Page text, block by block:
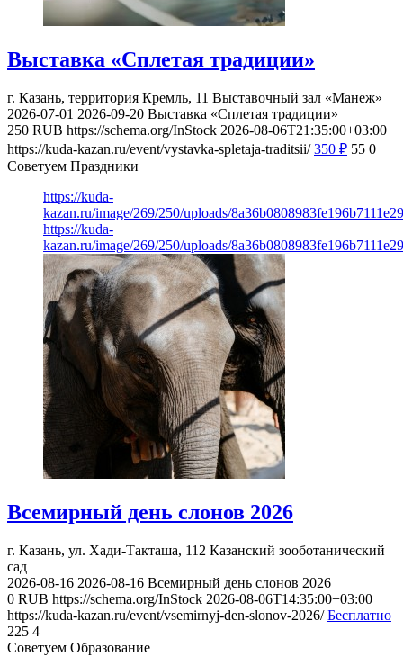
Выставка «Сплетая традиции»
г. Казань, территория Кремль, 11 Выставочный зал «Манеж»
2026-07-01 2026-09-20 Выставка «Сплетая традиции»
250 RUB https://schema.org/InStock 2026-08-06T21:35:00+03:00
https://kuda-kazan.ru/event/vystavka-spletaja-traditsii/ 350 ₽ 55 0
Советуем Праздники
https://kuda-
kazan.ru/image/269/250/uploads/
https://kuda-
kazan.ru/image/269/250/uploads/
Всемирный день слонов 2026
г. Казань, ул. Хади-Такташа, 112 Казанский зооботанический
сад
2026-08-16 2026-08-16 Всемирный день слонов 2026
0 RUB https://schema.org/InStock 2026-08-06T14:35:00+03:00
https://kuda-kazan.ru/event/vsemirnyj-den-slonov-2026/ Бесплатно
225 4
Советуем Образование